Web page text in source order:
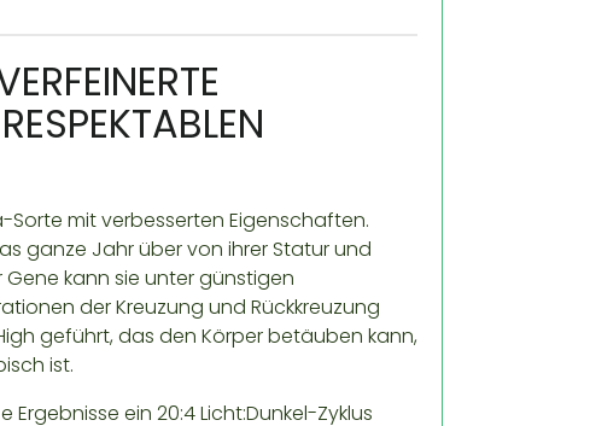
mit verbesserten Eigenschaften.
ganze Jahr über von ihrer Statur und
kann sie unter günstigen
der Kreuzung und Rückkreuzung
geführt, das den Körper betäuben kann,
ist.
ein 20:4 Licht:Dunkel-Zyklus